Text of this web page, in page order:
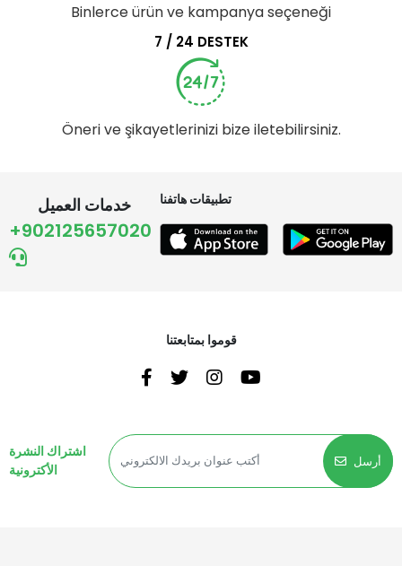
Binlerce ürün ve kampanya seçeneği
7 / 24 DESTEK
Öneri ve şikayetlerinizi bize iletebilirsiniz.
خدمات العميل
+902125657020
تطبيقات هاتفنا
قوموا بمتابعتنا
اشتراك النشرة
الأكترونية
أرسل